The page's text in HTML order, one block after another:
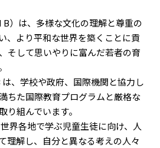
）は、多様な文化の理解と尊重の
、より平和な世界を築くことに貢
そして思いやりに富んだ若者の育
、学校や政府、国際機関と協力し
ちた国際教育プログラムと厳格な
り組んでいます。
界各地で学ぶ児童生徒に向け、人
理解し、自分と異なる考えの人々